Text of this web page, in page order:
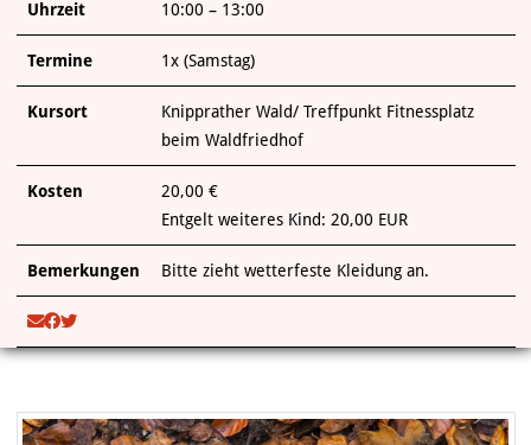
Uhrzeit 10:00 – 13:00
Termine 1x (Samstag)
Kursort
Knipprather Wald/ Treffpunkt Fitnessplatz
beim Waldfriedhof
Kosten
20,00 €
Entgelt weiteres Kind: 20,00 EUR
Bemerkungen Bitte zieht wetterfeste Kleidung an.